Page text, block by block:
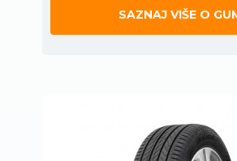
SAZNAJ VIŠE O